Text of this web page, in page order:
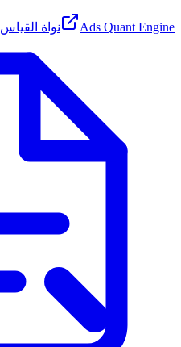
Ads Quant Engine نواة القياس